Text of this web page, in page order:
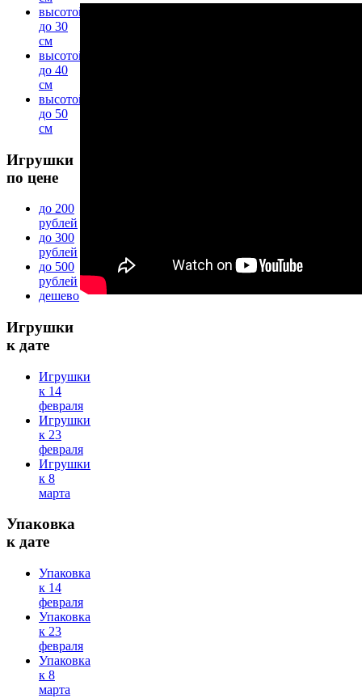
высотой
до 30
см
высотой
до 40
см
высотой
до 50
см
Игрушки
по цене
до 200
рублей
до 300
рублей
до 500
рублей
дешево
Игрушки
к дате
Игрушки
к 14
февраля
Игрушки
к 23
февраля
Игрушки
к 8
марта
Упаковка
к дате
Упаковка
к 14
февраля
Упаковка
к 23
февраля
Упаковка
к 8
марта